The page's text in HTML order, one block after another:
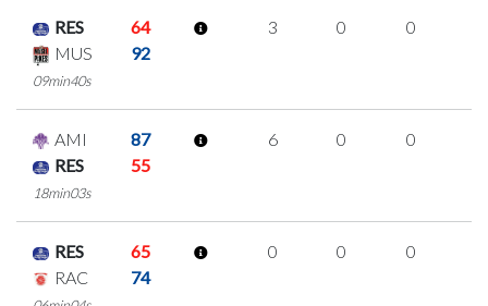
RES
64
MUS
92
09min40s
3 0 0
AMI
87
RES
55
18min03s
6 0 0
RES
65
RAC
74
0 0 0